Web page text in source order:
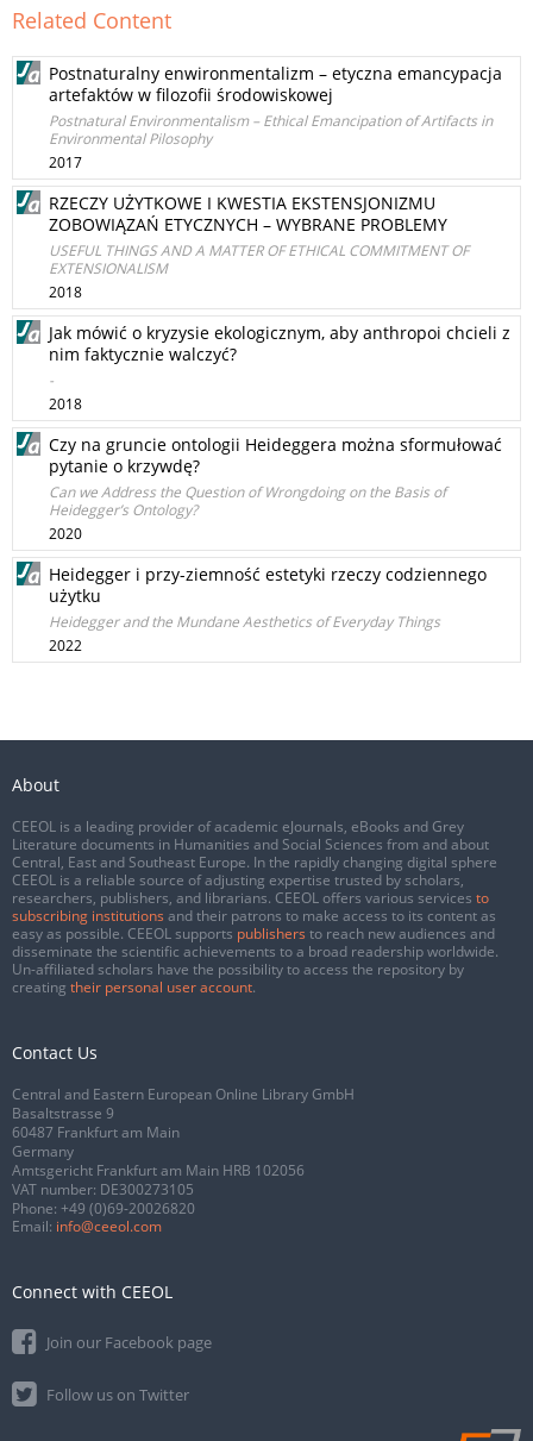
Related Content
Postnaturalny enwironmentalizm – etyczna emancypacja
artefaktów w filozofii środowiskowej
Postnatural Environmentalism – Ethical Emancipation of Artifacts in
Environmental Pilosophy
2017
RZECZY UŻYTKOWE I KWESTIA EKSTENSJONIZMU
ZOBOWIĄZAŃ ETYCZNYCH – WYBRANE PROBLEMY
USEFUL THINGS AND A MATTER OF ETHICAL COMMITMENT OF
EXTENSIONALISM
2018
Jak mówić o kryzysie ekologicznym, aby anthropoi chcieli z
nim faktycznie walczyć?
-
2018
Czy na gruncie ontologii Heideggera można sformułować
pytanie o krzywdę?
Can we Address the Question of Wrongdoing on the Basis of
Heidegger’s Ontology?
2020
Heidegger i przy-ziemność estetyki rzeczy codziennego
użytku
Heidegger and the Mundane Aesthetics of Everyday Things
2022
About
CEEOL is a leading provider of academic eJournals, eBooks and Grey
Literature documents in Humanities and Social Sciences from and about
Central, East and Southeast Europe. In the rapidly changing digital sphere
CEEOL is a reliable source of adjusting expertise trusted by scholars,
researchers, publishers, and librarians. CEEOL offers various services to
subscribing institutions and their patrons to make access to its content as
easy as possible. CEEOL supports publishers to reach new audiences and
disseminate the scientific achievements to a broad readership worldwide.
Un-affiliated scholars have the possibility to access the repository by
creating their personal user account.
Contact Us
Central and Eastern European Online Library GmbH
Basaltstrasse 9
60487 Frankfurt am Main
Germany
Amtsgericht Frankfurt am Main HRB 102056
VAT number: DE300273105
Phone: +49 (0)69-20026820
Email: info@ceeol.com
Connect with CEEOL
Join our Facebook page
Follow us on Twitter